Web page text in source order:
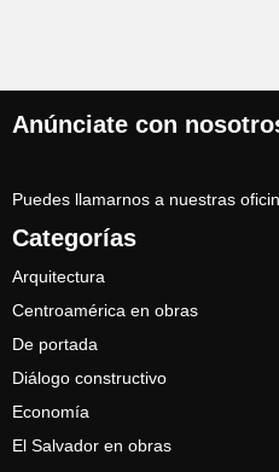
Anúnciate con
Puedes llamarnos a nuestras
Categorías
Arquitectura
Centroamérica en obras
De portada
Diálogo constructivo
Economía
El Salvador en obras